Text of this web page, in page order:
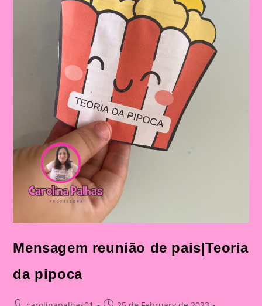
Mensagem reunião de pais|Teoria
da pipoca